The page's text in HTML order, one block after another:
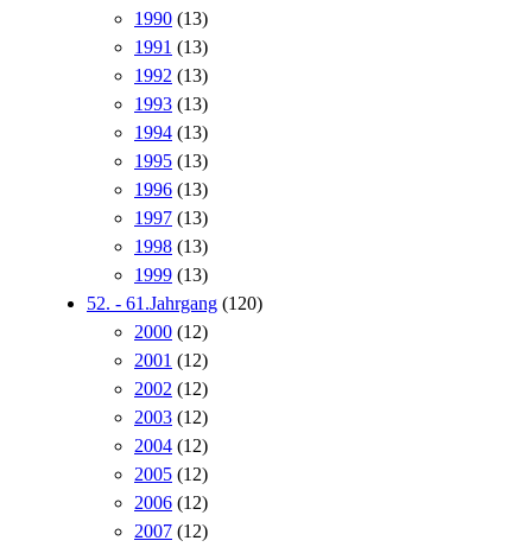
1990 (13)
1991 (13)
1992 (13)
1993 (13)
1994 (13)
1995 (13)
1996 (13)
1997 (13)
1998 (13)
1999 (13)
52. - 61.Jahrgang (120)
2000 (12)
2001 (12)
2002 (12)
2003 (12)
2004 (12)
2005 (12)
2006 (12)
2007 (12)